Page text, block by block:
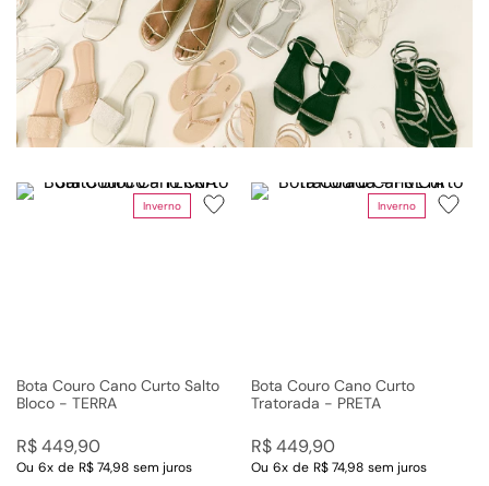
Inverno
Bota Couro Cano Curto Salto
Bloco - TERRA
R$449,90
Ou 6x de R$ 74,98 sem juros
Inverno
Bota Couro Cano Curto
Tratorada - PRETA
R$449,90
Ou 6x de R$ 74,98 sem juros